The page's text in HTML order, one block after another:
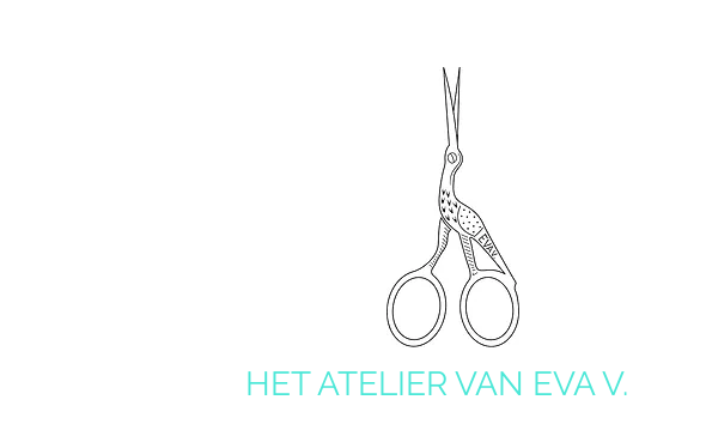
HET ATELIER VAN EVA V.